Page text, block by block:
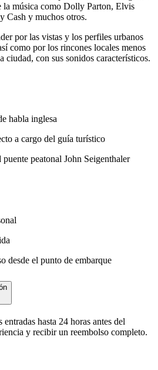
la música como Dolly Parton, Elvis
Cash y muchos otros.
por las vistas y los perfiles urbanos
como por los rincones locales menos
ciudad, con sus sonidos característicos.
habla inglesa
a cargo del guía turístico
puente peatonal John Seigenthaler
desde el punto de embarque
entradas hasta 24 horas antes del
y recibir un reembolso completo.